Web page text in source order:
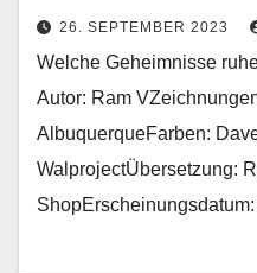
26. SEPTEMBER 2023
Welche Geheimnisse
Autor: Ram
AlbuquerqueFarben:
WalprojectÜbersetzung: